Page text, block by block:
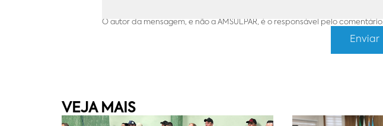
O autor da mensagem, e não a AMSULPAR, é o responsável pelo comentário.
VEJA MAIS